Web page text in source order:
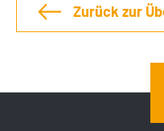
Zurück zur